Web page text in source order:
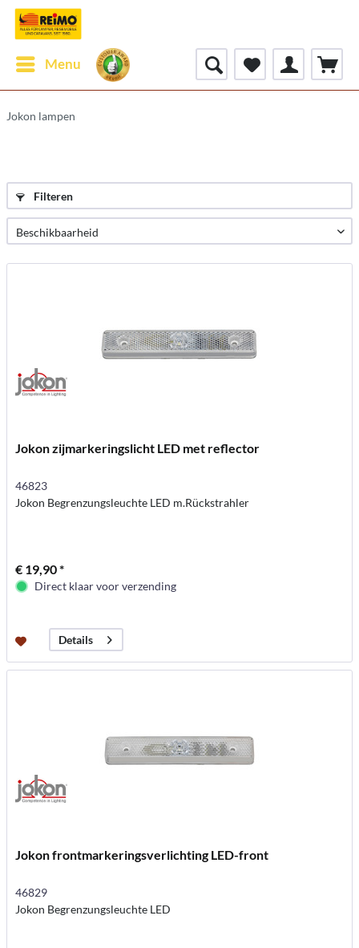
Menu
Jokon lampen
Filteren
Jokon zijmarkeringslicht LED met reflector
46823
Jokon Begrenzungsleuchte LED m.Rückstrahler
€ 19,90 *
Direct klaar voor verzending
Details
Jokon frontmarkeringsverlichting LED-front
46829
Jokon Begrenzungsleuchte LED